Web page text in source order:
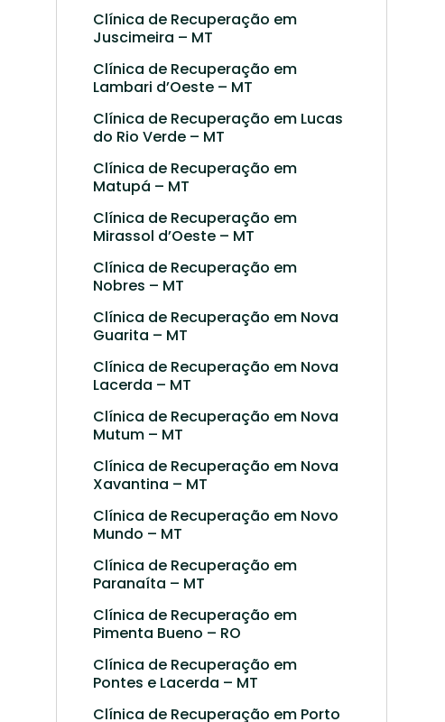
Clínica de Recuperação em
Juscimeira – MT
Clínica de Recuperação em
Lambari d’Oeste – MT
Clínica de Recuperação em Lucas
do Rio Verde – MT
Clínica de Recuperação em
Matupá – MT
Clínica de Recuperação em
Mirassol d’Oeste – MT
Clínica de Recuperação em
Nobres – MT
Clínica de Recuperação em Nova
Guarita – MT
Clínica de Recuperação em Nova
Lacerda – MT
Clínica de Recuperação em Nova
Mutum – MT
Clínica de Recuperação em Nova
Xavantina – MT
Clínica de Recuperação em Novo
Mundo – MT
Clínica de Recuperação em
Paranaíta – MT
Clínica de Recuperação em
Pimenta Bueno – RO
Clínica de Recuperação em
Pontes e Lacerda – MT
Clínica de Recuperação em Porto